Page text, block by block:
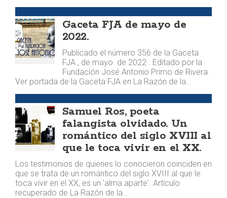
Gaceta FJA de mayo de
2022.
Publicado el número 356 de la Gaceta
FJA , de mayo de 2022 . Editado por la
Fundación José Antonio Primo de Rivera.
Ver portada de la Gaceta FJA en La Razón de la…
Samuel Ros, poeta
falangista olvidado. Un
romántico del siglo XVIII al
que le toca vivir en el XX.
Los testimonios de quienes lo conocieron coinciden en
que se trata de un romántico del siglo XVIII al que le
toca vivir en el XX, es un 'alma aparte'. Artículo
recuperado de La Razón de la…